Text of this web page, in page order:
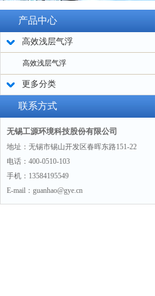
产品中心
高效浅层气浮
高效浅层气浮
更多分类
联系方式
无锡工源环境科技股份有限公司
地址：无锡市锡山开发区春晖东路151-22
电话：400-0510-103
手机：13584195549
E-mail：guanhao@gye.cn